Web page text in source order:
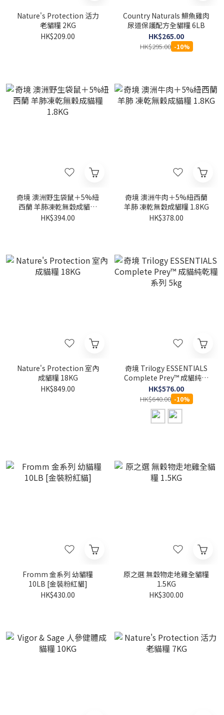
Nature's Protection 活力
老貓糧 2KG
HK$209.00
Country Naturals 鯡魚雞肉
尿道保護配方全貓糧 6LB
HK$265.00
HK$295.00 -10%
奇境 澳洲野生袋鼠＋5%紐
西蘭 羊肺凍乾無穀成貓糧
1.8KG
HK$394.00
奇境 澳洲牛肉＋5%紐西蘭
羊肺 凍乾無穀成貓糧 1.8KG
HK$378.00
Nature's Protection 室內
成貓糧 18KG
HK$849.00
奇境 Trilogy ESSENTIALS
Complete Prey™ 成貓純乾
糧系列 5kg
HK$576.00
HK$640.00 -10%
Fromm 金系列 幼貓糧
10LB [金裝粉紅貓]
HK$430.00
原之選 無穀物走地雞全貓糧
1.5KG
HK$300.00